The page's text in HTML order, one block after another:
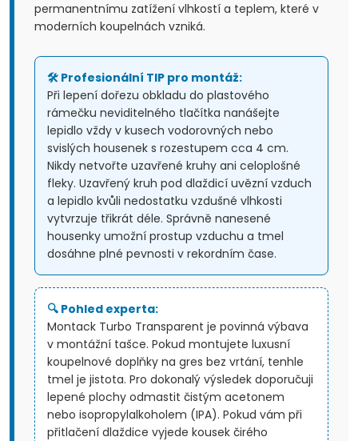
permanentnímu zatížení vlhkostí a teplem, které v
moderních koupelnách vzniká.
🛠️ Profesionální TIP pro montáž:
Při lepení dořezu obkladu do plastového
rámečku neviditelného tlačítka nanášejte
lepidlo vždy v kusech vodorovných nebo
svislých housenek s rozestupem cca 4 cm.
Nikdy netvořte uzavřené kruhy ani celoplošné
fleky. Uzavřený kruh pod dlaždicí uvězní vzduch
a lepidlo kvůli nedostatku vzdušné vlhkosti
vytvrzuje třikrát déle. Správně nanesené
housenky umožní prostup vzduchu a tmel
dosáhne plné pevnosti v rekordním čase.
🔍 Pohled experta:
Montack Turbo Transparent je povinná výbava
v montážní tašce. Pokud montujete luxusní
koupelnové doplňky na gres bez vrtání, tenhle
tmel je jistota. Pro dokonalý výsledek doporučuji
lepené plochy odmastit čistým acetonem
nebo isopropylalkoholem (IPA). Pokud vám při
přitlačení dlaždice vyjede kousek čirého